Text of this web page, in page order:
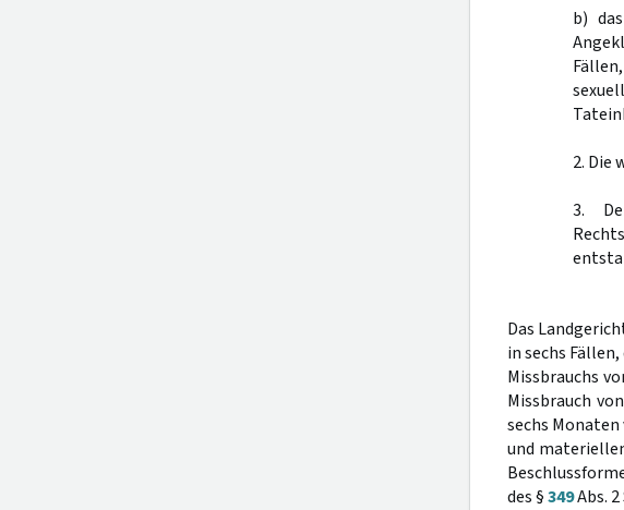
b)
2. Die
3.
Das
in sechs
Missbrauchs
Missbrauch
sechs
und
des §349Abs. 2